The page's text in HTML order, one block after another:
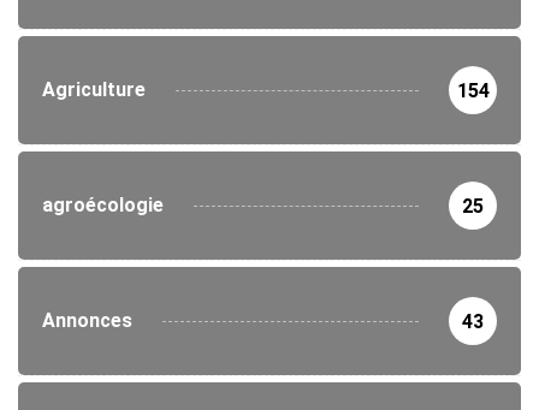
Agriculture 154
agroécologie 25
Annonces 43